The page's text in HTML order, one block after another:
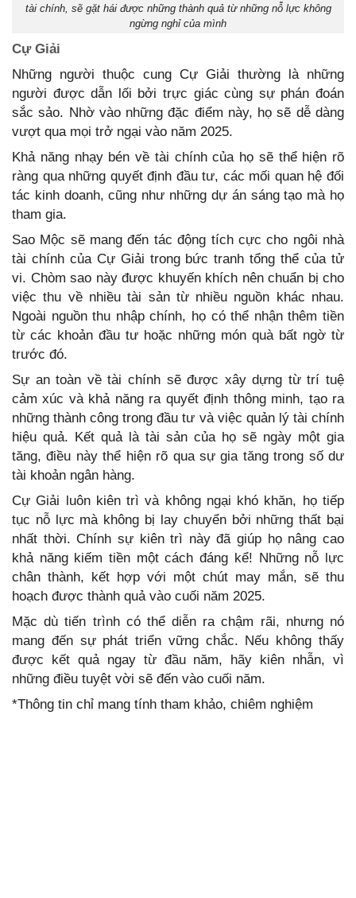
tài chính, sẽ gặt hái được những thành quả từ những nỗ lực không
ngừng nghỉ của mình
Cự Giải
Những người thuộc cung Cự Giải thường là những
người được dẫn lối bởi trực giác cùng sự phán đoán
sắc sảo. Nhờ vào những đặc điểm này, họ sẽ dễ dàng
vượt qua mọi trở ngại vào năm 2025.
Khả năng nhạy bén về tài chính của họ sẽ thể hiện rõ
ràng qua những quyết định đầu tư, các mối quan hệ đối
tác kinh doanh, cũng như những dự án sáng tạo mà họ
tham gia.
Sao Mộc sẽ mang đến tác động tích cực cho ngôi nhà
tài chính của Cự Giải trong bức tranh tổng thể của tử
vi. Chòm sao này được khuyến khích nên chuẩn bị cho
việc thu về nhiều tài sản từ nhiều nguồn khác nhau.
Ngoài nguồn thu nhập chính, họ có thể nhận thêm tiền
từ các khoản đầu tư hoặc những món quà bất ngờ từ
trước đó.
Sự an toàn về tài chính sẽ được xây dựng từ trí tuệ
cảm xúc và khả năng ra quyết định thông minh, tạo ra
những thành công trong đầu tư và việc quản lý tài chính
hiệu quả. Kết quả là tài sản của họ sẽ ngày một gia
tăng, điều này thể hiện rõ qua sự gia tăng trong số dư
tài khoản ngân hàng.
Cự Giải luôn kiên trì và không ngại khó khăn, họ tiếp
tục nỗ lực mà không bị lay chuyển bởi những thất bại
nhất thời. Chính sự kiên trì này đã giúp họ nâng cao
khả năng kiếm tiền một cách đáng kể! Những nỗ lực
chân thành, kết hợp với một chút may mắn, sẽ thu
hoạch được thành quả vào cuối năm 2025.
Mặc dù tiến trình có thể diễn ra chậm rãi, nhưng nó
mang đến sự phát triển vững chắc. Nếu không thấy
được kết quả ngay từ đầu năm, hãy kiên nhẫn, vì
những điều tuyệt vời sẽ đến vào cuối năm.
*Thông tin chỉ mang tính tham khảo, chiêm nghiệm